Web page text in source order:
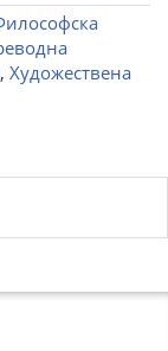
, Художествена